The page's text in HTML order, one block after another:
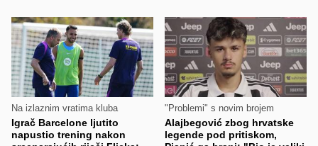
Na izlaznim vratima kluba
Igrač Barcelone ljutito
napustio trening nakon
"Problemi" s novim brojem
Alajbegović zbog hrvatske
legende pod pritiskom,